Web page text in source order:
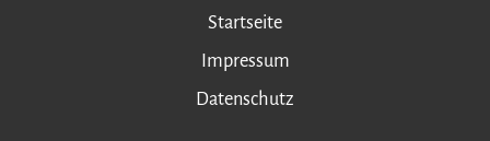
Startseite
Impressum
Datenschutz